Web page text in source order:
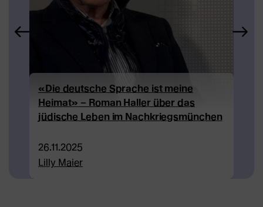
«Die deutsche Sprache ist meine
Heimat» – Roman Haller über das
jüdische Leben im Nachkriegsmünchen
26.11.2025
Lilly Maier